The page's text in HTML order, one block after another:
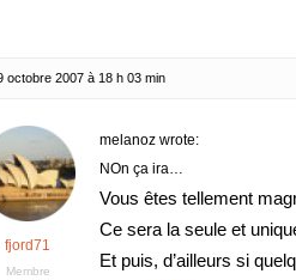
octobre 2007 à 18 h 03 min
fjord71
Membre
melanoz wrote:
NOn ça ira…
Vous êtes tellement
Ce sera la seule et
Et puis, d’ailleurs si